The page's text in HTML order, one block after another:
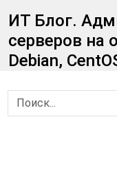
ИТ Блог.
серверов на
Debian,